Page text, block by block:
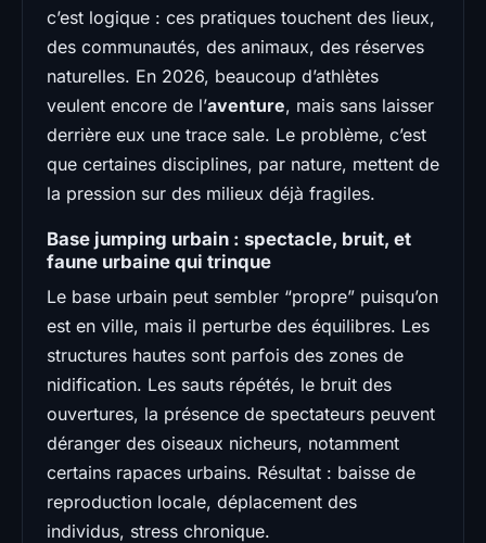
c’est logique : ces pratiques touchent des lieux,
des communautés, des animaux, des réserves
naturelles. En 2026, beaucoup d’athlètes
veulent encore de l’aventure, mais sans laisser
derrière eux une trace sale. Le problème, c’est
que certaines disciplines, par nature, mettent de
la pression sur des milieux déjà fragiles.
Base jumping urbain : spectacle, bruit, et
faune urbaine qui trinque
Le base urbain peut sembler “propre” puisqu’on
est en ville, mais il perturbe des équilibres. Les
structures hautes sont parfois des zones de
nidification. Les sauts répétés, le bruit des
ouvertures, la présence de spectateurs peuvent
déranger des oiseaux nicheurs, notamment
certains rapaces urbains. Résultat : baisse de
reproduction locale, déplacement des
individus, stress chronique.